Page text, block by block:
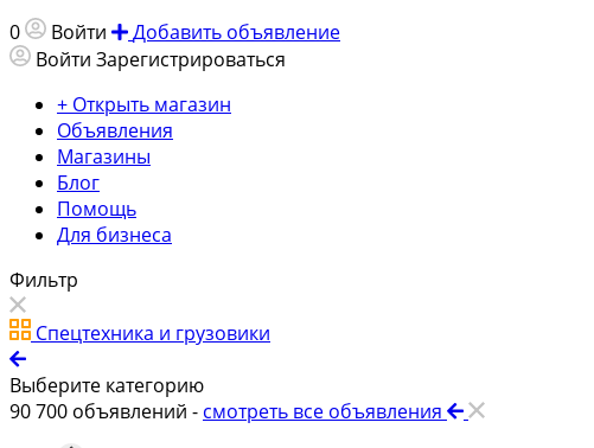
0 Войти
Добавить объявление
Войти Зарегистрироваться
+ Открыть магазин
Объявления
Магазины
Блог
Помощь
Для бизнеса
Фильтр
Спецтехника и грузовики
Выберите категорию
90 700 объявлений - смотреть все объявления